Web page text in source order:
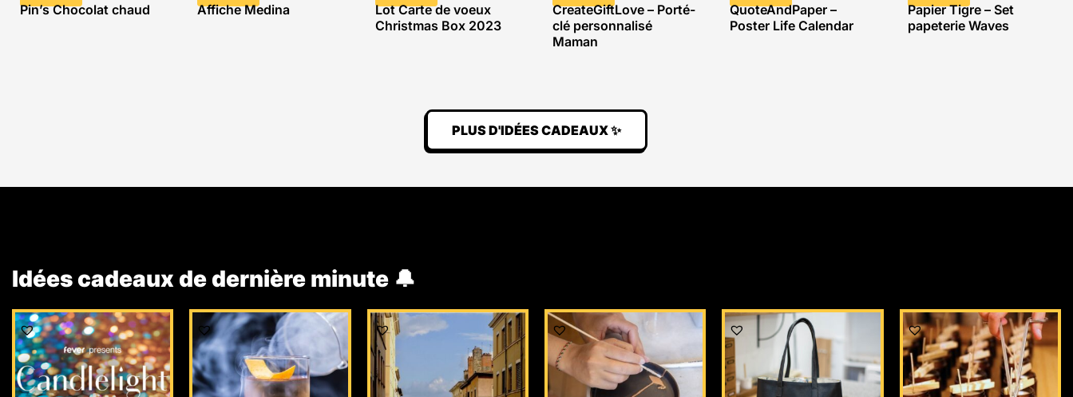
Pin’s Chocolat chaud Affiche Medina
Lot Carte de voeux
Christmas Box 2023
CreateGiftLove – Porté-
clé personnalisé
Maman
QuoteAndPaper –
Poster Life Calendar
Papier Tigre – Set
papeterie Waves
PLUS D'IDÉES CADEAUX ✨
Idées cadeaux de dernière minute 🔔